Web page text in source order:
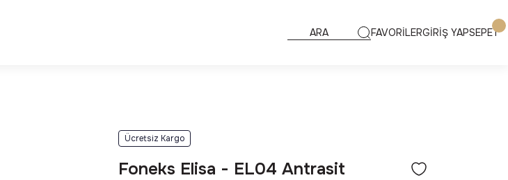
FAVORİLERGİRİŞ YAPSEPET
Ücretsiz Kargo
Foneks Elisa - EL04 Antrasit